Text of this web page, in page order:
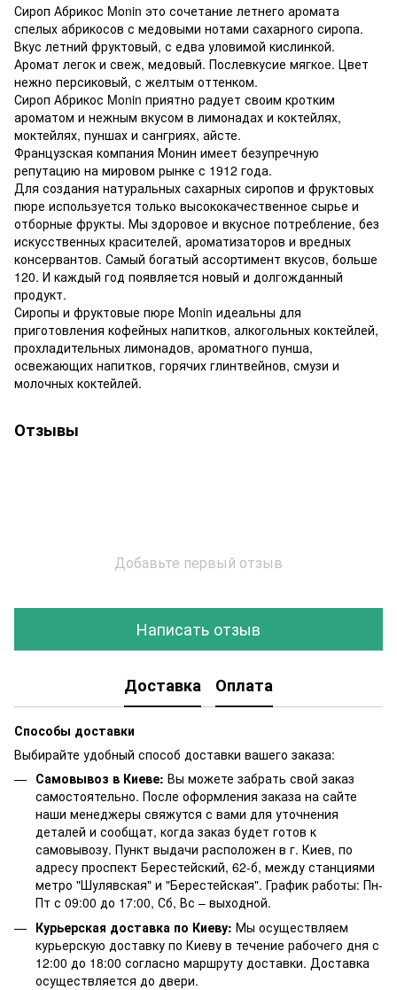
Сироп Абрикос Monin это сочетание летнего аромата
спелых абрикосов с медовыми нотами сахарного сиропа.
Вкус летний фруктовый, с едва уловимой кислинкой.
Аромат легок и свеж, медовый. Послевкусие мягкое. Цвет
нежно персиковый, с желтым оттенком.
Сироп Абрикос Monin приятно радует своим кротким
ароматом и нежным вкусом в лимонадах и коктейлях,
моктейлях, пуншах и сангриях, айсте.
Французская компания Монин имеет безупречную
репутацию на мировом рынке с 1912 года.
Для создания натуральных сахарных сиропов и фруктовых
пюре используется только высококачественное сырье и
отборные фрукты. Мы здоровое и вкусное потребление, без
искусственных красителей, ароматизаторов и вредных
консервантов. Самый богатый ассортимент вкусов, больше
120. И каждый год появляется новый и долгожданный
продукт.
Сиропы и фруктовые пюре Monin идеальны для
приготовления кофейных напитков, алкогольных коктейлей,
прохладительных лимонадов, ароматного пунша,
освежающих напитков, горячих глинтвейнов, смузи и
молочных коктейлей.
Отзывы
Добавьте первый отзыв
Написать отзыв
Доставка Оплата
Способы доставки
Выбирайте удобный способ доставки вашего заказа:
Самовывоз в Киеве: Вы можете забрать свой заказ
самостоятельно. После оформления заказа на сайте
наши менеджеры свяжутся с вами для уточнения
деталей и сообщат, когда заказ будет готов к
самовывозу. Пункт выдачи расположен в г. Киев, по
адресу проспект Берестейский, 62-б, между станциями
метро "Шулявская" и "Берестейская". График работы: Пн-
Пт с 09:00 до 17:00, Сб, Вс – выходной.
Курьерская доставка по Киеву: Мы осуществляем
курьерскую доставку по Киеву в течение рабочего дня с
12:00 до 18:00 согласно маршруту доставки. Доставка
осуществляется до двери.